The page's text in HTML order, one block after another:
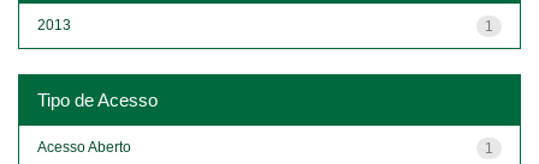
1
2013
Tipo de Acesso
1
Acesso Aberto